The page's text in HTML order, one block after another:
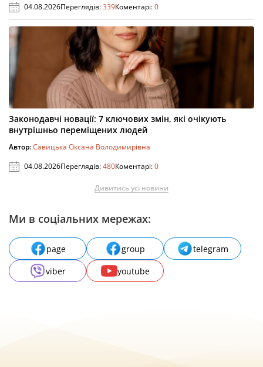
04.08.2026Переглядів:339Коментарі:0
Законодавчі новації: 7 ключових змін, які очікують
внутрішньо переміщених людей
Автор:Савицька Оксана Володимирівна
04.08.2026Переглядів:480Коментарі:0
Дивитись усі новини
Ми в соціальних мережах:
page group
telegram
viber
youtube